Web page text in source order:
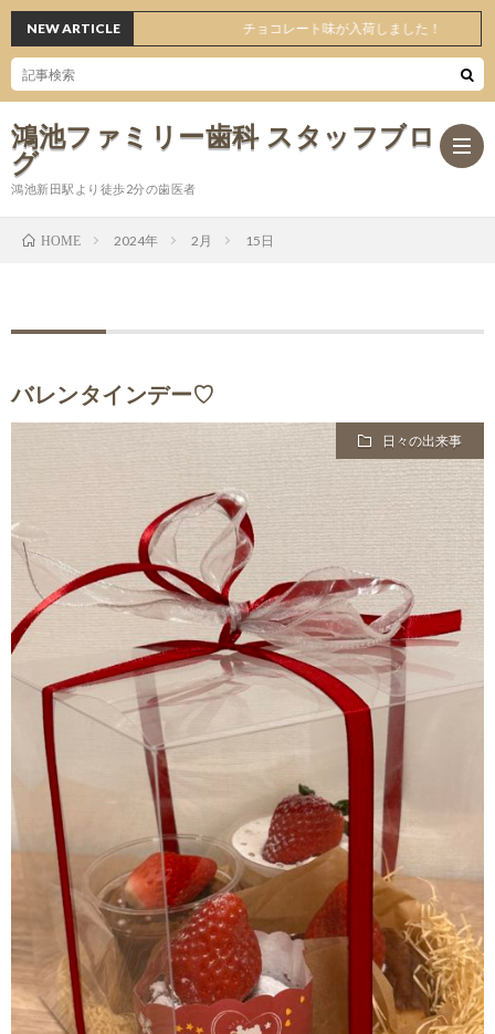
鴻池ファミリー歯科 スタッフブロ
グ
鴻池新田駅より徒歩2分の歯医者
日々
来
事
ス
メ
情
報
師
紹
介
ク
セ
ス・
間
NEW ARTICLE チョコレート味が入荷しました！
HOME 2024年 2月 15日
バレンタインデー♡
日々の出来事